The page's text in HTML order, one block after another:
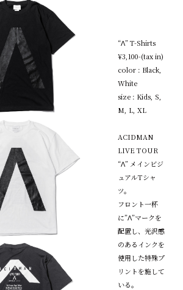
“Λ” T-Shirts
¥3,100-(tax in)
color : Black,
White
size : Kids, S,
M, L, XL
ACIDMAN
LIVE TOUR
“Λ” メインビジ
ュアルTシャ
ツ。
フロント一杯
に”Λ”マークを
配置し、光沢感
のあるインクを
使用した特殊プ
リントを施して
いる。